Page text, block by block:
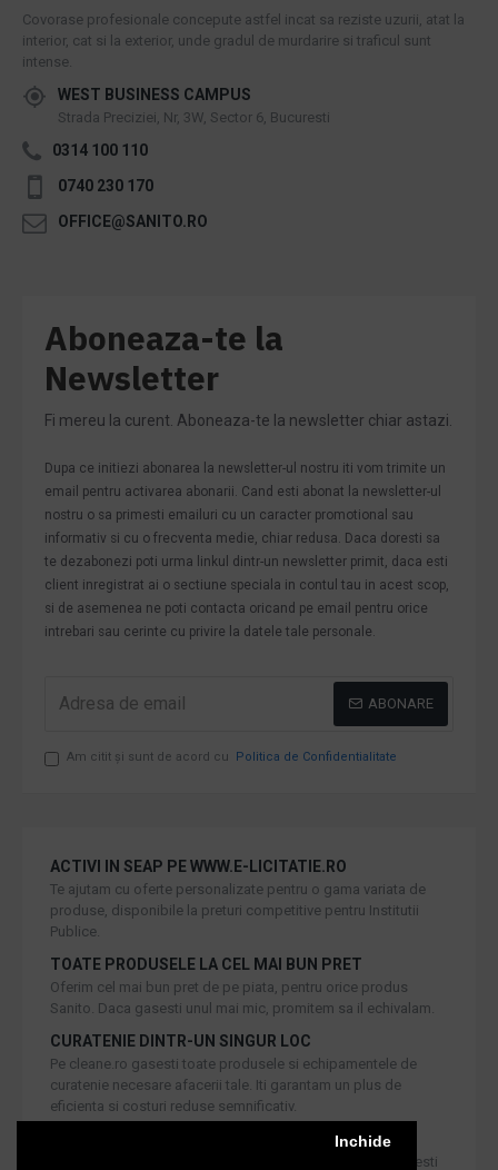
Inchide
Covorase profesionale concepute astfel incat sa reziste uzurii, atat la
interior, cat si la exterior, unde gradul de murdarire si traficul sunt
intense.
WEST BUSINESS CAMPUS
Strada Preciziei, Nr, 3W, Sector 6, Bucuresti
0314 100 110
0740 230 170
OFFICE@SANITO.RO
Aboneaza-te la
Newsletter
Fi mereu la curent. Aboneaza-te la newsletter chiar astazi.
Dupa ce initiezi abonarea la newsletter-ul nostru iti vom trimite un
email pentru activarea abonarii. Cand esti abonat la newsletter-ul
nostru o sa primesti emailuri cu un caracter promotional sau
informativ si cu o frecventa medie, chiar redusa. Daca doresti sa
te dezabonezi poti urma linkul dintr-un newsletter primit, daca esti
client inregistrat ai o sectiune speciala in contul tau in acest scop,
si de asemenea ne poti contacta oricand pe email pentru orice
intrebari sau cerinte cu privire la datele tale personale.
ABONARE
Am citit şi sunt de acord cu Politica de Confidentialitate
ACTIVI IN SEAP PE WWW.E-LICITATIE.RO
Te ajutam cu oferte personalizate pentru o gama variata de
produse, disponibile la preturi competitive pentru Institutii
Publice.
TOATE PRODUSELE LA CEL MAI BUN PRET
Oferim cel mai bun pret de pe piata, pentru orice produs
Sanito. Daca gasesti unul mai mic, promitem sa il echivalam.
CURATENIE DINTR-UN SINGUR LOC
Pe cleane.ro gasesti toate produsele si echipamentele de
curatenie necesare afacerii tale. Iti garantam un plus de
eficienta si costuri reduse semnificativ.
Iti oferim produse de cea mai inalta calitate, dar daca doresti